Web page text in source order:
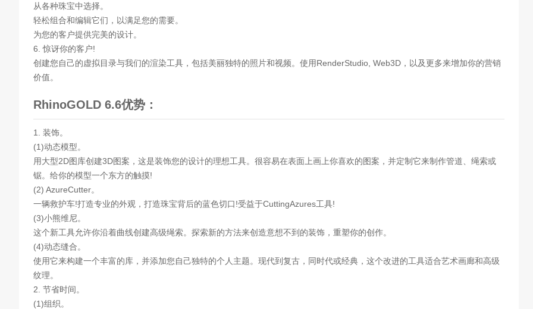
从各种珠宝中选择。
轻松组合和编辑它们，以满足您的需要。
为您的客户提供完美的设计。
6. 惊讶你的客户!
创建您自己的虚拟目录与我们的渲染工具，包括美丽独特的照片和视频。使用RenderStudio, Web3D，以及更多来增加你的营销
价值。
RhinoGOLD 6.6优势：
1. 装饰。
(1)动态模型。
用大型2D图库创建3D图案，这是装饰您的设计的理想工具。很容易在表面上画上你喜欢的图案，并定制它来制作管道、绳索或
锯。给你的模型一个东方的触摸!
(2) AzureCutter。
一辆救护车!打造专业的外观，打造珠宝背后的蓝色切口!受益于CuttingAzures工具!
(3)小熊维尼。
这个新工具允许你沿着曲线创建高级绳索。探索新的方法来创造意想不到的装饰，重塑你的创作。
(4)动态缝合。
使用它来构建一个丰富的库，并添加您自己独特的个人主题。现代到复古，同时代或经典，这个改进的工具适合艺术画廊和高级
纹理。
2. 节省时间。
(1)组织。